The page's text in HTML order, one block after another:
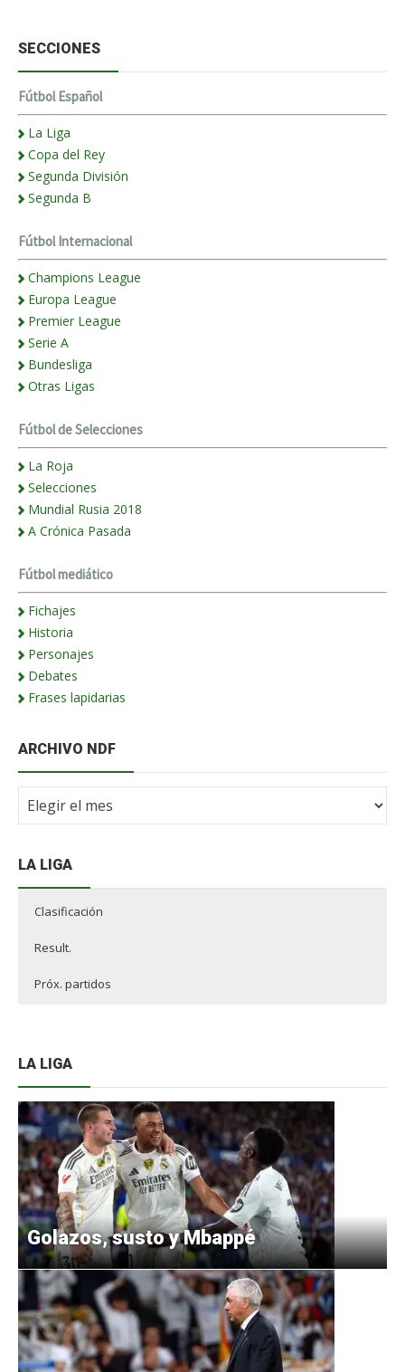
SECCIONES
Fútbol Español
La Liga
Copa del Rey
Segunda División
Segunda B
Fútbol Internacional
Champions League
Europa League
Premier League
Serie A
Bundesliga
Otras Ligas
Fútbol de Selecciones
La Roja
Selecciones
Mundial Rusia 2018
A Crónica Pasada
Fútbol mediático
Fichajes
Historia
Personajes
Debates
Frases lapidarias
ARCHIVO NDF
Archivo
LA LIGA
Clasificación
Result.
Próx. partidos
LA LIGA
Golazos, susto y Mbappé